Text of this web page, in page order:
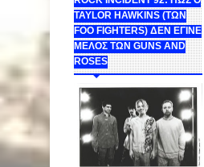
TAYLOR HAWKINS (ΤΩΝ
FOO FIGHTERS) ΔΕΝ ΕΓΙΝΕ
ΜΕΛΟΣ ΤΩΝ GUNS AND
ROSES